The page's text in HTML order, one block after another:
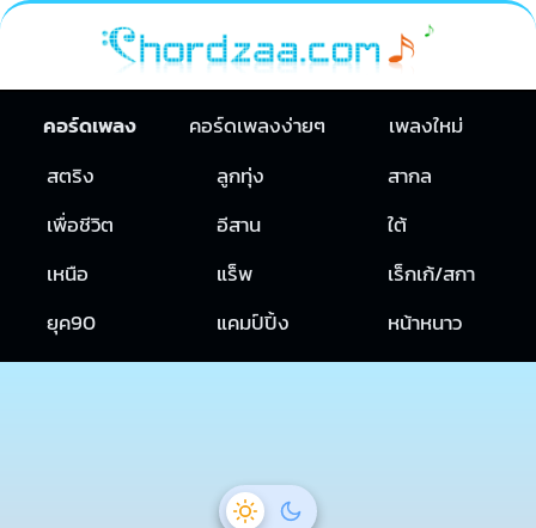
คอร์ดเพลง คอร์ดเพลงง่ายๆ
เพลงใหม่
สตริง
ลูกทุ่ง
สากล
เพื่อชีวิต
อีสาน
ใต้
เหนือ
แร็พ
เร็กเก้/สกา
ยุค90
แคมป์ปิ้ง หน้าหนาว